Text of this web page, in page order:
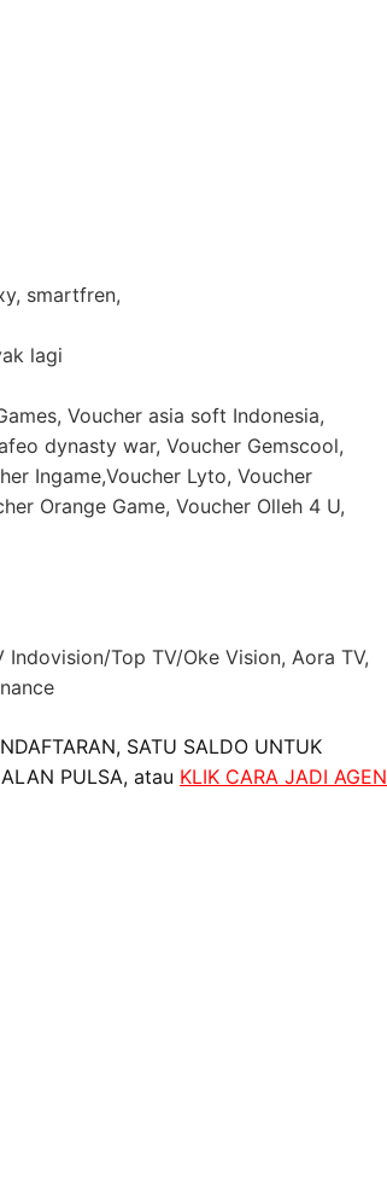
smartfren,
lagi
Voucher asia soft Indonesia,
dynasty war, Voucher Gemscool,
Ingame,Voucher Lyto, Voucher
Orange Game, Voucher Olleh 4 U,
Indovision/Top TV/Oke Vision, Aora TV,
SATU SALDO UNTUK
PULSA, atau KLIK CARA JADI AGEN